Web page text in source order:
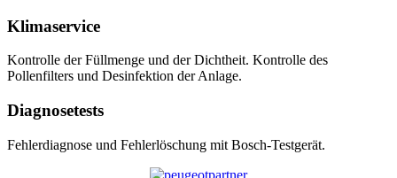
Klimaservice
Kontrolle der Füllmenge und der Dichtheit. Kontrolle des
Pollenfilters und Desinfektion der Anlage.
Diagnosetests
Fehlerdiagnose und Fehlerlöschung mit Bosch-Testgerät.